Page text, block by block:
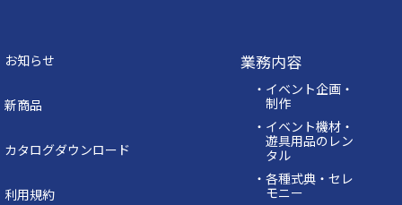
お知らせ
新商品
カタログダウンロード
利用規約
業務内容
・イベント企画・
制作
・イベント機材・
遊具用品のレン
タル
・各種式典・セレ
モニー